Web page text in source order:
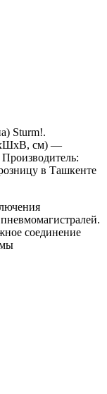
Sturm!.
см) —
в Ташкенте
соединение